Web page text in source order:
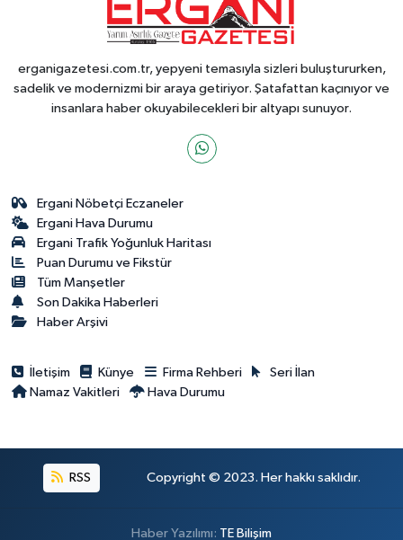
erganigazetesi.com.tr, yepyeni temasıyla sizleri buluştururken,
sadelik ve modernizmi bir araya getiriyor. Şatafattan kaçınıyor ve
insanlara haber okuyabilecekleri bir altyapı sunuyor.
Ergani Nöbetçi Eczaneler
Ergani Hava Durumu
Ergani Trafik Yoğunluk Haritası
Puan Durumu ve Fikstür
Tüm Manşetler
Son Dakika Haberleri
Haber Arşivi
İletişim Künye Firma Rehberi
Seri İlan
Namaz Vakitleri
Hava Durumu
RSS Copyright © 2023. Her hakkı saklıdır.
Haber Yazılımı: TE Bilişim